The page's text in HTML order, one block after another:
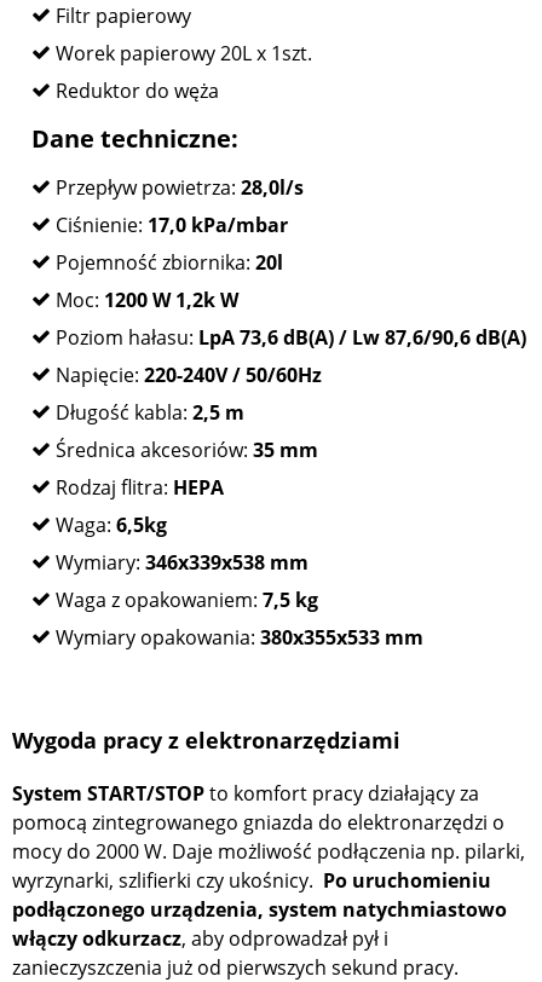
Filtr papierowy
Worek papierowy 20L x 1szt.
Reduktor do węża
Dane techniczne:
Przepływ powietrza: 28,0l/s
Ciśnienie: 17,0 kPa/mbar
Pojemność zbiornika: 20l
Moc: 1200 W 1,2k W
Poziom hałasu: LpA 73,6 dB(A) / Lw 87,6/90,6 dB(A)
Napięcie: 220-240V / 50/60Hz
Długość kabla: 2,5 m
Średnica akcesoriów: 35 mm
Rodzaj flitra: HEPA
Waga: 6,5kg
Wymiary: 346x339x538 mm
Waga z opakowaniem: 7,5 kg
Wymiary opakowania: 380x355x533 mm
Wygoda pracy z elektronarzędziami
System START/STOPto komfort pracy działający za
pomocą zintegrowanego gniazda do elektronarzędzi o
mocy do 2000 W. Daje możliwość podłączenia np. pilarki,
wyrzynarki, szlifierki czy ukośnicy. Po uruchomieniu
podłączonego urządzenia, system natychmiastowo
włączy odkurzacz, aby odprowadzał pył i
zanieczyszczenia już od pierwszych sekund pracy.